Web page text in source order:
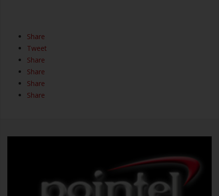
Share
Tweet
Share
Share
Share
Share